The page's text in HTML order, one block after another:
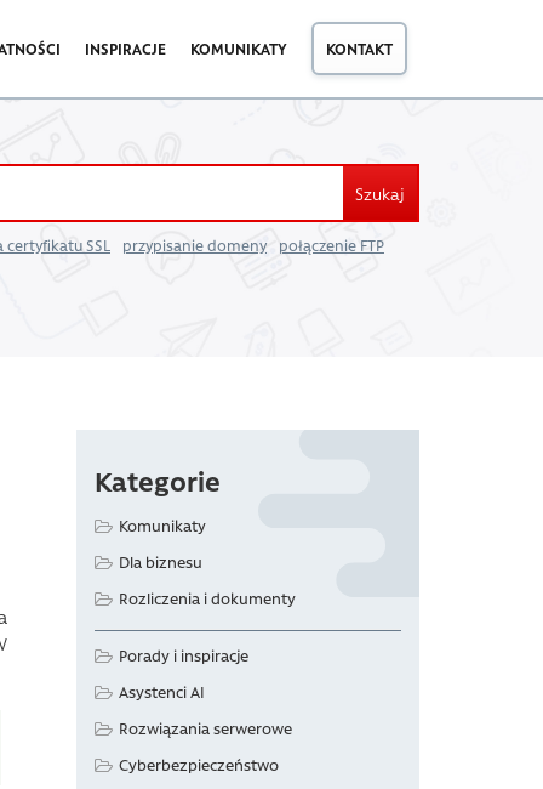
INSPIRACJE KOMUNIKATY KONTAKT
Szukaj
SSL przypisanie domeny
połączenie FTP
Kategorie
Komunikaty
Dla biznesu
Rozliczenia i dokumenty
Porady i inspiracje
Asystenci AI
Rozwiązania serwerowe
Cyberbezpieczeństwo